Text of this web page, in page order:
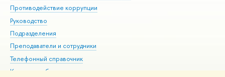
Противодействие коррупции
Руководство
Подразделения
Преподаватели и сотрудники
Телефонный справочник
Корпуса и общежития